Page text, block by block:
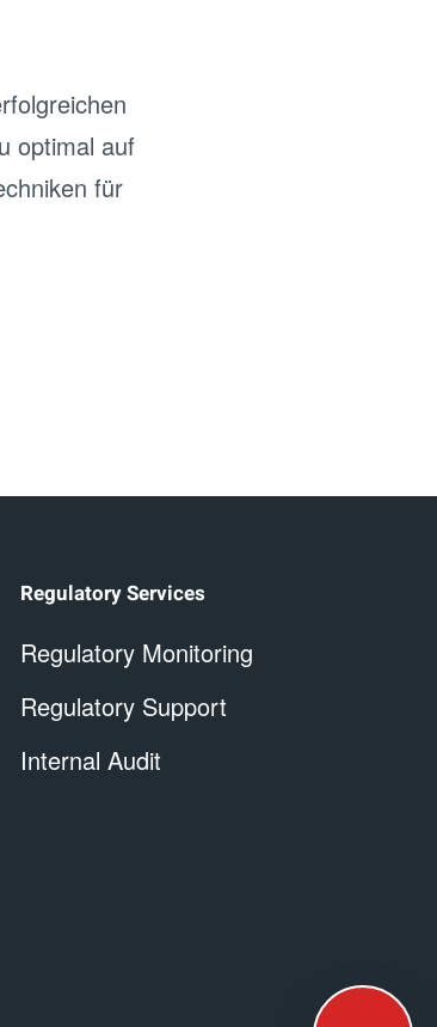
optimal auf
für
Regulatory Services
Regulatory Monitoring
Regulatory Support
Internal Audit